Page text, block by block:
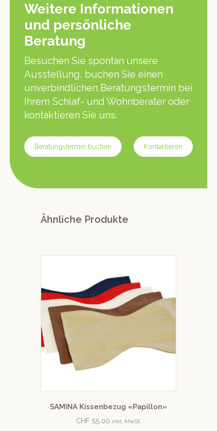
Weitere Informationen
und persönliche
Beratung
Besuchen Sie spontan unsere
Ausstellung, buchen Sie einen
unverbindlichen Beratungstermin bei
Ihrem Schlaf- und Wohnberater oder
kontaktieren Sie uns.
Beratungstermin buchen Kontaktieren
Ähnliche Produkte
SAMINA Kissenbezug «Papillon»
CHF 55.00 inkl. MwSt.